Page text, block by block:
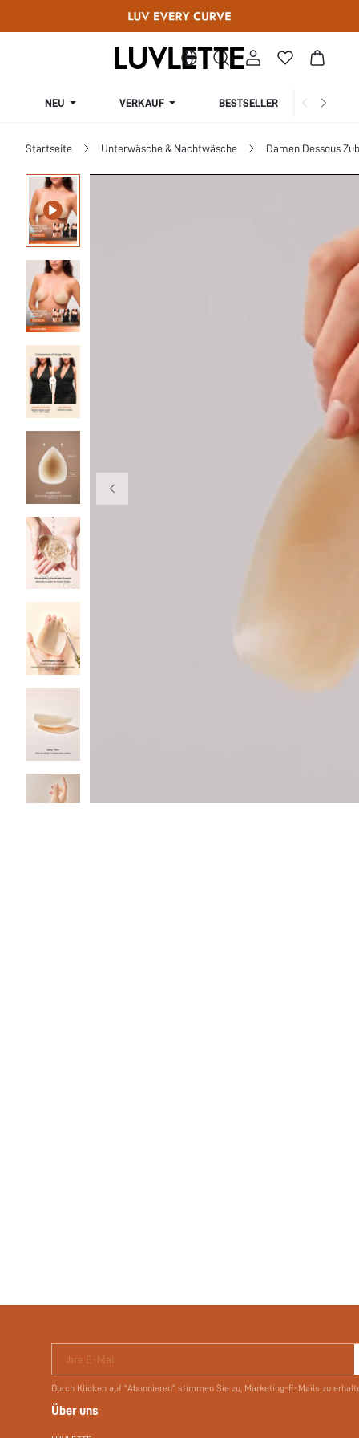
NEU VERKAUF BESTSELLER
Startseite Unterwäsche & Nachtwäsche Damen Dessous
Ihre E-Mail
Durch Klicken auf "Abonnieren" stimmen Sie zu, Marketing-E-Mails zu
Über uns